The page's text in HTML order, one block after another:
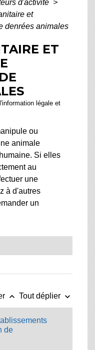
d'activité >
et
denrées animales
ET
légale et
ou
animale
Si elles
au
une
à d'autres
un
keyboard_arrow_up Tout déplier keyboard_arrow_down
de